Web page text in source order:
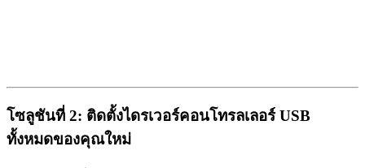
โซลูชันที่ 2: ติดตั้งไดรเวอร์คอนโทรลเลอร์ USB
ทั้งหมดของคุณใหม่